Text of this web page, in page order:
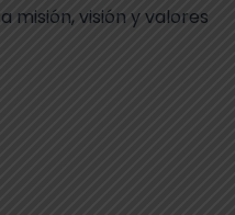
misión, visión y valores